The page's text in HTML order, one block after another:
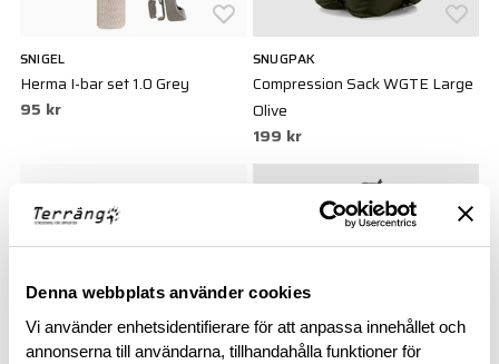
Denna webbplats använder cookies
Vi använder enhetsidentifierare för att anpassa innehållet och
annonserna till användarna, tillhandahålla funktioner för
SNIGEL
Herma I-bar set 1.0 Grey
95 kr
SNUGPAK
Compression Sack WGTE Large
Olive
199 kr